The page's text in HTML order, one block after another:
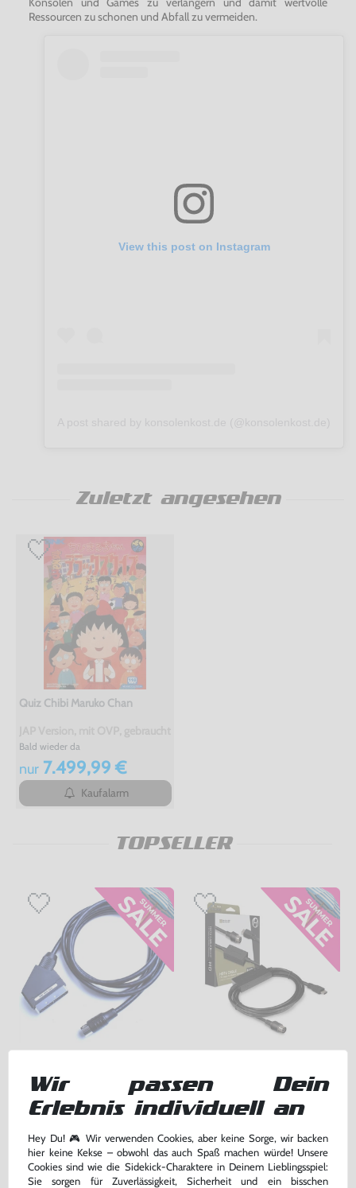
Ressourcen zu schonen und Abfall zu vermeiden.
View this post on Instagram
Zuletzt angesehen
Quiz Chibi Maruko Chan
Bald wieder da
nur7.499,99 €
Kaufalarm
TOPSELLER
geeignet für Neo Geo AES, CD, CDZ , mit OVP, gebraucht
-30% bisher 14,99 €
10,49 €
Warenkorb
[Hyperkin]
OVP beschädigt, NEU & OVP
-20% bisher 59,99 €
47,99 €
Warenkorb
Wir passen Dein
Erlebnis individuell an
Hey Du! 🎮 Wir verwenden Cookies, aber keine Sorge, wir backen
hier keine Kekse – obwohl das auch Spaß machen würde! Unsere
Cookies sind wie die Sidekick-Charaktere in Deinem Lieblingsspiel:
Sie sorgen für Zuverlässigkeit, Sicherheit und ein bisschen